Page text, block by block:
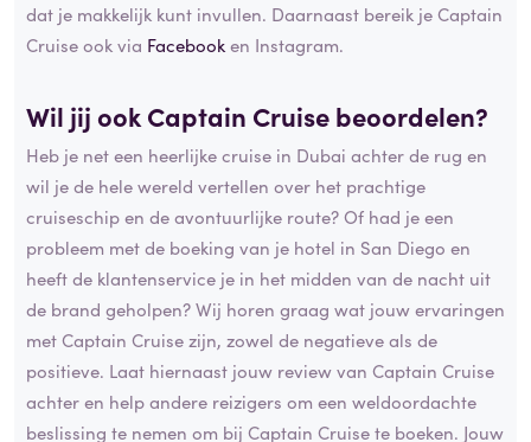
dat je makkelijk kunt invullen. Daarnaast bereik je Captain
Cruise ook via Facebooken Instagram.
Wil jij ook Captain Cruise beoordelen?
Heb je net een heerlijke cruise in Dubai achter de rug en
wil je de hele wereld vertellen over het prachtige
cruiseschip en de avontuurlijke route? Of had je een
probleem met de boeking van je hotel in San Diego en
heeft de klantenservice je in het midden van de nacht uit
de brand geholpen? Wij horen graag wat jouw ervaringen
met Captain Cruise zijn, zowel de negatieve als de
positieve. Laat hiernaast jouw review van Captain Cruise
achter en help andere reizigers om een weldoordachte
beslissing te nemen om bij Captain Cruise te boeken. Jouw